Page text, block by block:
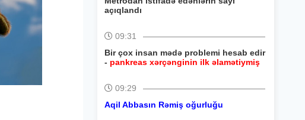
açıqlandı
09:31
Bir çox insan mədə problemi hesab edir
- pankreas xərçənginin ilk əlamətiymiş
09:29
Aqil Abbasın Rəmiş oğurluğu